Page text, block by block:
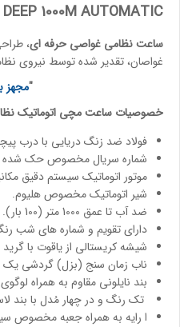
1000M AUTOMATIC
ساعت نظامی غواصی حرفه ای،
غواصان، تقدیر شده توسط نیروی
"مجهز
خصوصیات ساعت مچی اتوماتیک
فولاد ضد زنگ دریایی با درب
شماره سریال مخصوص حک
موتور اتوماتیک سیستم دقیق
شیر اتوماتیک مخصوص هلیوم.
ضد آب تا عمق 1000 متر (100 بار).
دارای تقویم و شماره های شب
شیشه کریستالی از یاقوت با گرید 10.
ناب زمان سنج (بزل) گردشی یک
بند نایلونی مقاوم به همراه
تک رنگ و در چهار مُدل با بند
ا رایه به همراه جعبه مخصوص